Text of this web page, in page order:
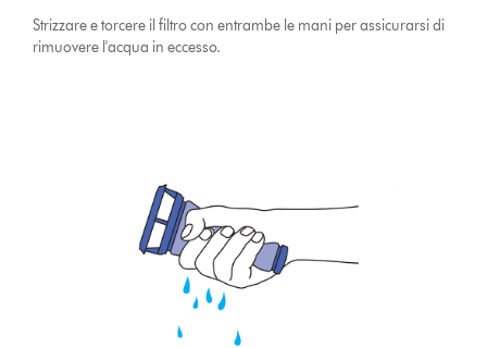
Strizzare e torcere il filtro con entrambe le mani per assicurarsi di
rimuovere l'acqua in eccesso.